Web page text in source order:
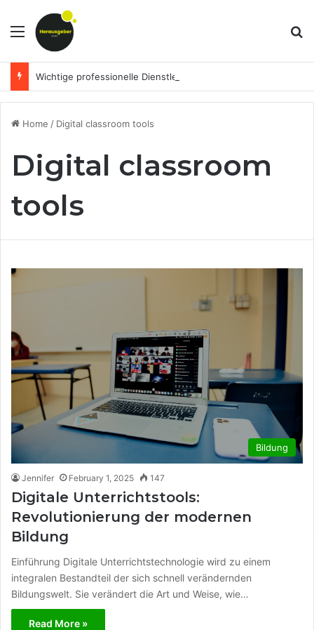
Menu
Home / Digital classroom tools
Digital classroom
tools
Bildung
Jennifer February 1, 2025 147
Digitale Unterrichtstools:
Revolutionierung der modernen
Bildung
Einführung Digitale Unterrichtstechnologie wird zu einem
integralen Bestandteil der sich schnell verändernden
Bildungswelt. Sie verändert die Art und Weise, wie…
Read More »